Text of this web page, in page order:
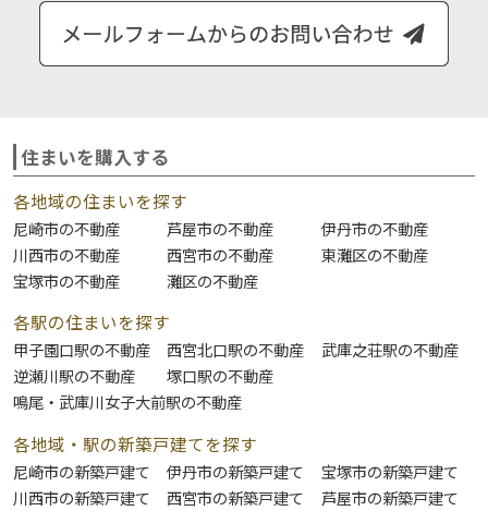
住まいを購入する
各地域の住まいを探す
尼崎市の不動産 芦屋市の不動産
伊丹市の不動産
川西市の不動産
西宮市の不動産
東灘区の不動産
宝塚市の不動産
灘区の不動産
各駅の住まいを探す
甲子園口駅の不動産 西宮北口駅の不動産
武庫之荘駅の不動産
逆瀬川駅の不動産
塚口駅の不動産
鳴尾・武庫川女子大前駅の不動産
各地域・駅の新築戸建てを探す
尼崎市の新築戸建て 伊丹市の新築戸建て
宝塚市の新築戸建て
川西市の新築戸建て
西宮市の新築戸建て
芦屋市の新築戸建て